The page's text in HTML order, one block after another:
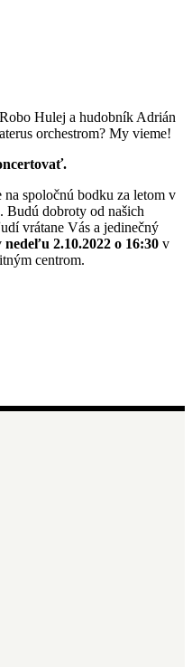
Hulej a hudobník Adrián
orchestrom? My vieme!
spoločnú bodku za letom v
Budú dobroty od našich
vrátane Vás a jedinečný
nedeľu 2.10.2022 o 16:30 v
centrom.